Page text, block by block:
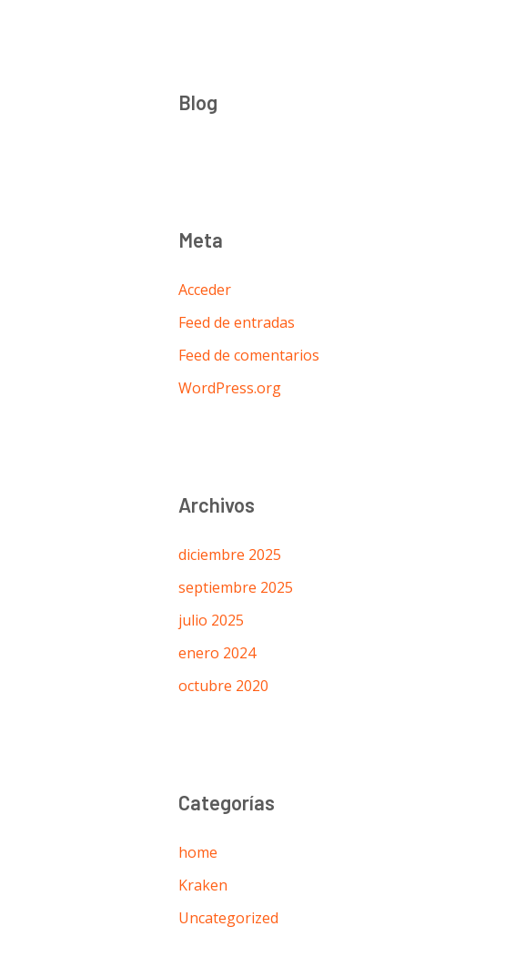
Blog
Meta
Acceder
Feed de entradas
Feed de comentarios
WordPress.org
Archivos
diciembre 2025
septiembre 2025
julio 2025
enero 2024
octubre 2020
Categorías
home
Kraken
Uncategorized